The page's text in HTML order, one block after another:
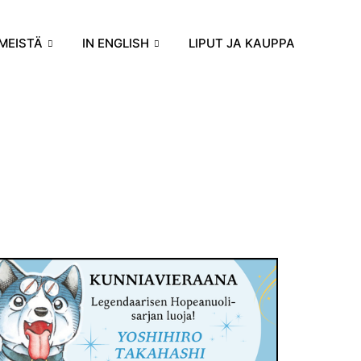
IN ENGLISH LIPUT JA KAUPPA